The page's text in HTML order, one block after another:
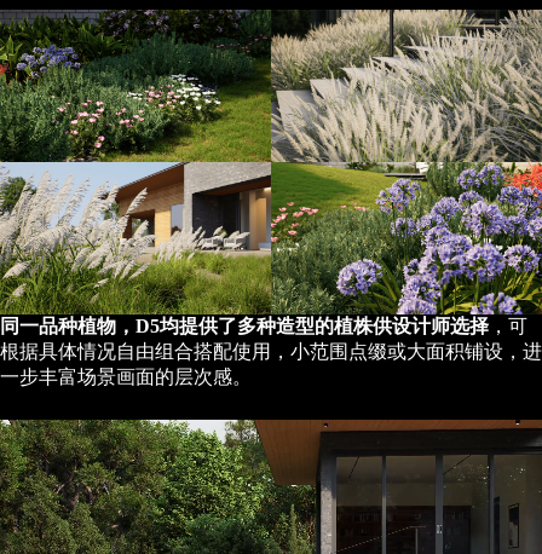
同一品种植物，D5均提供了多种造型的植株供设计师选择 ，可
根据具体情况自由组合搭配使用，小范围点缀或大面积铺设，进
一步丰富场景画面的层次感。